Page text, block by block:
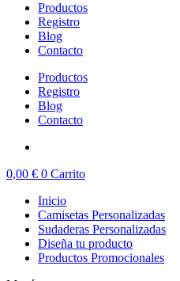
Productos
Registro
Blog
Contacto
Productos
Registro
Blog
Contacto
0,00 € 0 Carrito
Inicio
Camisetas Personalizadas
Sudaderas Personalizadas
Diseña tu producto
Productos Promocionales